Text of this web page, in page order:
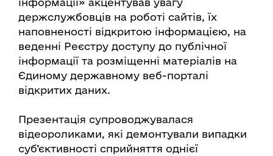
держслужбовців на роботі сайтів, їх
наповненості відкритою інформацією, на
веденні Реєстру доступу до публічної
інформації та розміщенні матеріалів на
Єдиному державному веб-порталі
відкритих даних.
Презентація супроводжувалася
відеороликами, які демонтували випадки
суб’єктивності сприйняття однієї